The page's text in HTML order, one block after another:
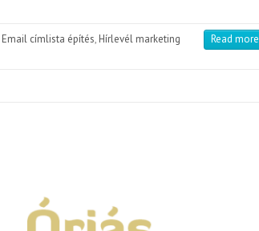
Email címlista építés, Hírlevél marketing
Read more